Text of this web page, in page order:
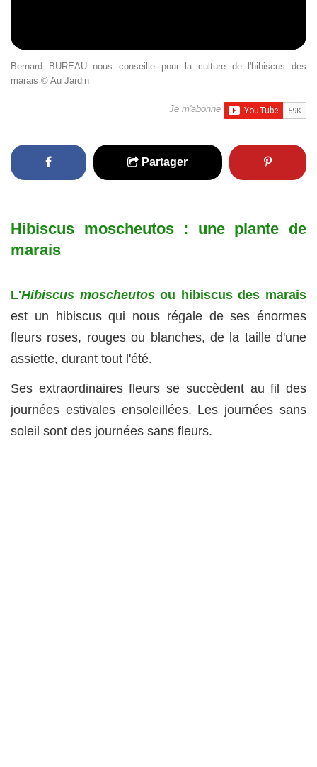
Bernard BUREAU nous conseille pour la culture de l'hibiscus des
marais © Au Jardin
Je m'abonne
Partager
Hibiscus moscheutos : une plante de
marais
L'Hibiscus moscheutosou hibiscus des marais
est un hibiscus qui nous régale de ses énormes
fleurs roses, rouges ou blanches, de la taille d'une
assiette, durant tout l'été.
Ses extraordinaires fleurs se succèdent au fil des
journées estivales ensoleillées. Les journées sans
soleil sont des journées sans fleurs.